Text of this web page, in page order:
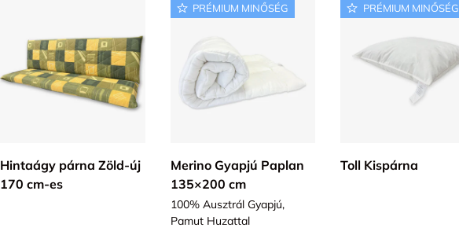
Hintaágy párna Zöld-új
170 cm-es
PRÉMIUM MINŐSÉG
Merino Gyapjú Paplan
135×200 cm
100% Ausztrál Gyapjú,
Pamut Huzattal
PRÉMIUM MINŐSÉG
Toll Kispárna